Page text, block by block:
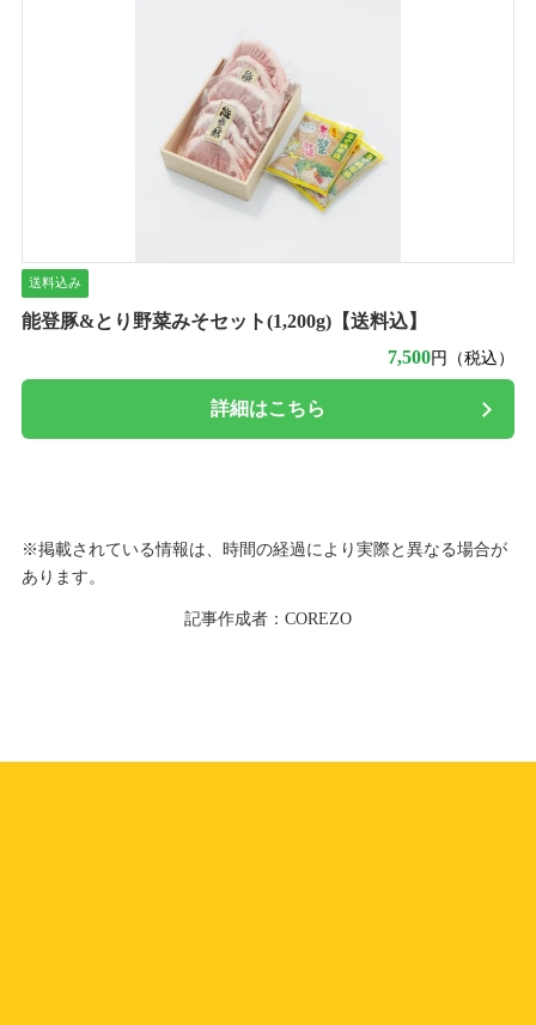
送料込み
能登豚&とり野菜みそセット(1,200g)【送料込】
7,500円（税込）
詳細はこちら
※掲載されている情報は、時間の経過により実際と異なる場合が
あります。
記事作成者：COREZO